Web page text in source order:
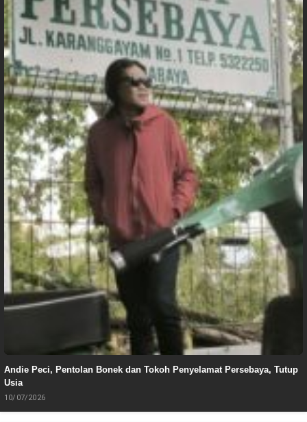
Andie Peci, Pentolan Bonek dan Tokoh Penyelamat Persebaya, Tutup
Usia
10/07/2026